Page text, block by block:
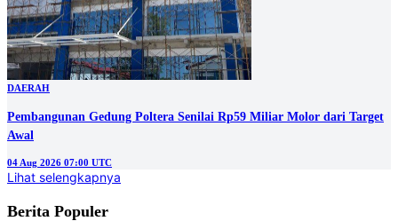
DAERAH
Pembangunan Gedung Poltera Senilai Rp59 Miliar Molor dari Target
Awal
04 Aug 2026 07:00 UTC
Lihat selengkapnya
Berita Populer